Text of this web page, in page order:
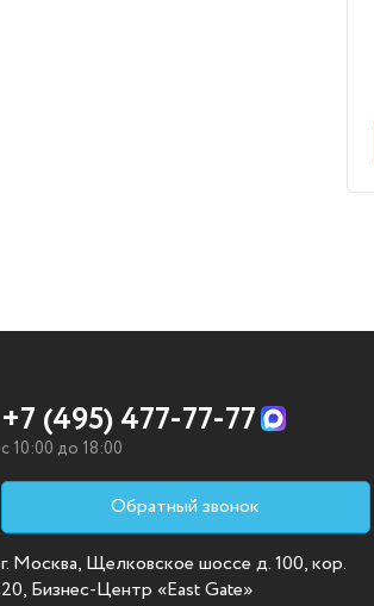
+7 (495) 477-77-77
c 10:00 до 18:00
Обратный звонок
г. Москва, Щелковское шоссе д. 100, кор.
20, Бизнес-Центр «East Gate»